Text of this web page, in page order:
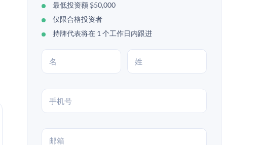
最低投资额 $50,000
仅限合格投资者
持牌代表将在 1 个工作日内跟进